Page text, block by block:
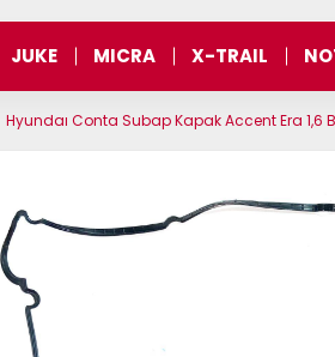
JUKE MICRA X-TRAIL
Hyundaı Conta Subap Kapak Accent Era 1,6